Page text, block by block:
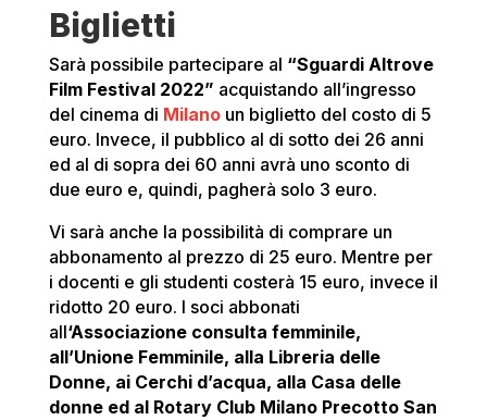
Biglietti
Sarà possibile partecipare al “Sguardi Altrove
Film Festival 2022” acquistando all’ingresso
del cinema di Milano un biglietto del costo di 5
euro. Invece, il pubblico al di sotto dei 26 anni
ed al di sopra dei 60 anni avrà uno sconto di
due euro e, quindi, pagherà solo 3 euro.
Vi sarà anche la possibilità di comprare un
abbonamento al prezzo di 25 euro. Mentre per
i docenti e gli studenti costerà 15 euro, invece il
ridotto 20 euro. I soci abbonati
all‘Associazione consulta femminile,
all’Unione Femminile, alla Libreria delle
Donne, ai Cerchi d’acqua, alla Casa delle
donne ed al Rotary Club Milano Precotto San